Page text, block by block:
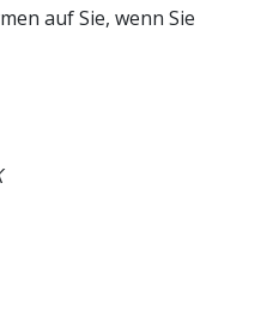
auf Sie, wenn Sie